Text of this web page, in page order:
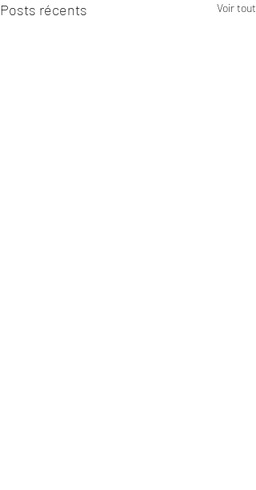
Posts récents Voir tout